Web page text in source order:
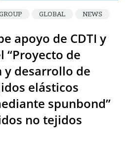
GLOBAL NEWS
apoyo de CDTI y
“Proyecto de
y desarrollo de
elásticos
spunbond”
no tejidos